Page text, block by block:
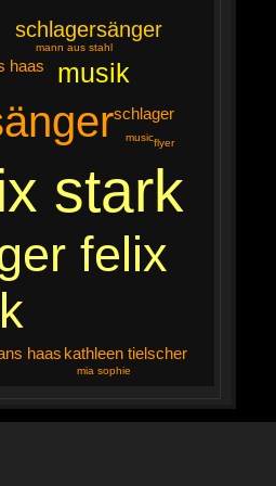
stark
felix
musik
schlagersänger
schlager
haas
kathleen tielscher
haas
music
mann aus stahl
flyer
mia sophie